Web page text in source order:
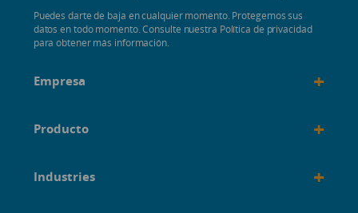
Puedes darte de baja en cualquier momento. Protegemos sus
datos en todo momento. Consulte nuestra Política de privacidad
para obtener más información.
Empresa +
Producto +
Industries +